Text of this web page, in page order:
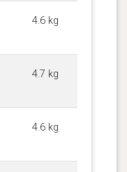
4.6 kg
4.7 kg
4.6 kg